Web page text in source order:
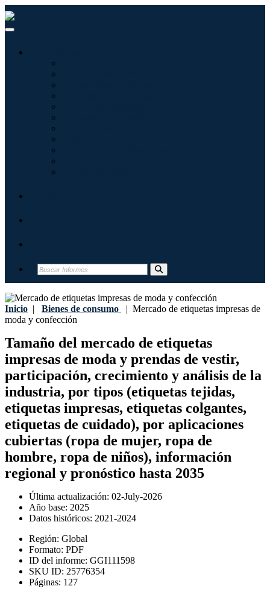
Inicio | Bienes de consumo | Mercado de etiquetas impresas de
moda y confección
Tamaño del mercado de etiquetas
impresas de moda y prendas de vestir,
participación, crecimiento y análisis de la
industria, por tipos (etiquetas tejidas,
etiquetas impresas, etiquetas colgantes,
etiquetas de cuidado), por aplicaciones
cubiertas (ropa de mujer, ropa de
hombre, ropa de niños), información
regional y pronóstico hasta 2035
Última actualización: 02-July-2026
Año base: 2025
Datos históricos: 2021-2024
Región: Global
Formato: PDF
ID del informe: GGI111598
SKU ID: 25776354
Páginas: 127